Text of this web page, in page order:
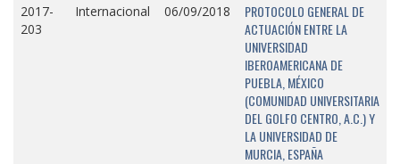
2017-
203
Internacional 06/09/2018
PROTOCOLO GENERAL DE
ACTUACIÓN ENTRE LA
UNIVERSIDAD
IBEROAMERICANA DE
PUEBLA, MÉXICO
(COMUNIDAD UNIVERSITARIA
DEL GOLFO CENTRO, A.C.) Y
LA UNIVERSIDAD DE
MURCIA, ESPAÑA